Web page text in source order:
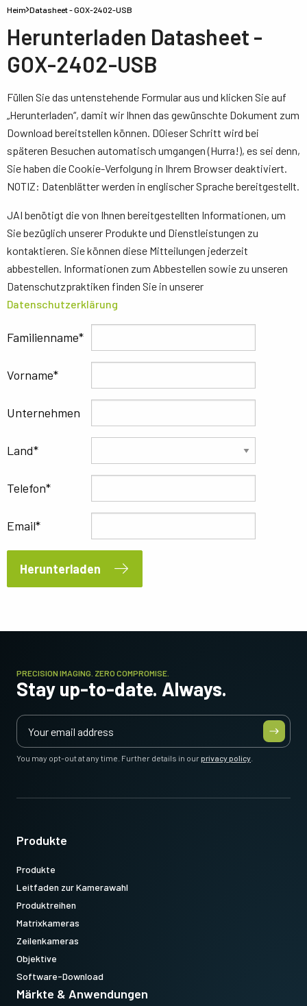
Heim Datasheet - GOX-2402-USB
Herunterladen Datasheet -
GOX-2402-USB
Füllen Sie das untenstehende Formular aus und klicken Sie auf
„Herunterladen“, damit wir Ihnen das gewünschte Dokument zum
Download bereitstellen können. D0ieser Schritt wird bei
späteren Besuchen automatisch umgangen (Hurra!), es sei denn,
Sie haben die Cookie-Verfolgung in Ihrem Browser deaktiviert.
NOTIZ: Datenblätter werden in englischer Sprache bereitgestellt.
JAI benötigt die von Ihnen bereitgestellten Informationen, um
Sie bezüglich unserer Produkte und Dienstleistungen zu
kontaktieren. Sie können diese Mitteilungen jederzeit
abbestellen. Informationen zum Abbestellen sowie zu unseren
Datenschutzpraktiken finden Sie in unserer
Datenschutzerklärung
Familienname
Vorname
Unternehmen
Land
Telefon
Email
Herunterladen
PRECISION IMAGING. ZERO COMPROMISE.
Stay up-to-date. Always.
You may opt-out at any time. Further details in ourprivacy policy
Produkte
Produkte
Leitfaden zur Kamerawahl
Produktreihen
Matrixkameras
Zeilenkameras
Objektive
Software-Download
Märkte & Anwendungen